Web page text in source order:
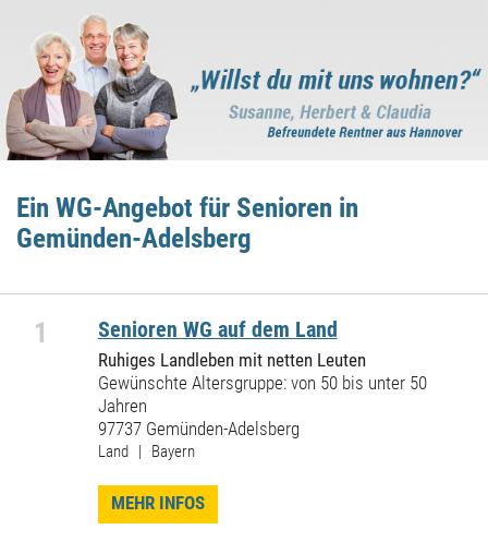
Ein WG-Angebot für Senioren in
Gemünden-Adelsberg
1 Senioren WG auf dem Land
Ruhiges Landleben mit netten Leuten
Gewünschte Altersgruppe: von 50 bis unter 50
Jahren
97737 Gemünden-Adelsberg
Land | Bayern
MEHR INFOS